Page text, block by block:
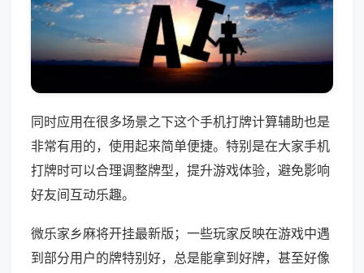
同时应用在很多场景之下这个手机打牌计算辅助也是
非常有用的，使用起来简单便捷。特别是在大家手机
打牌时可以合理调整牌型，提升游戏体验，避免影响
好友间互动乐趣。
微乐家乡麻将开挂最新版；一些玩家反映在游戏中遇
到部分用户的牌特别好，总是能拿到好牌，甚至好像